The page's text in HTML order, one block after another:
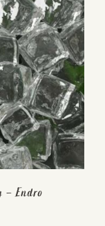
– Endro